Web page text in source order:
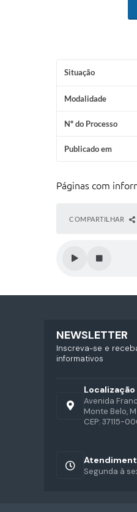
Situação
Modalidade
Nº do Processo
Publicado em
Páginas com
COMPARTILHAR
Localização
Avenida
Monte Belo,
CEP: 37115-
Segunda à
NEWSLETTER
Inscreva-se e
informativos